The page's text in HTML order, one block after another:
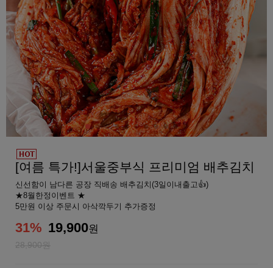
[여름 특가!]서울중부식 프리미엄 배추김치
신선함이 남다른 공장 직배송 배추김치(3일이내출고👍)
★8월한정이벤트 ★
5만원 이상 주문시 아삭깍두기 추가증정
31% 19,900원
28,900원